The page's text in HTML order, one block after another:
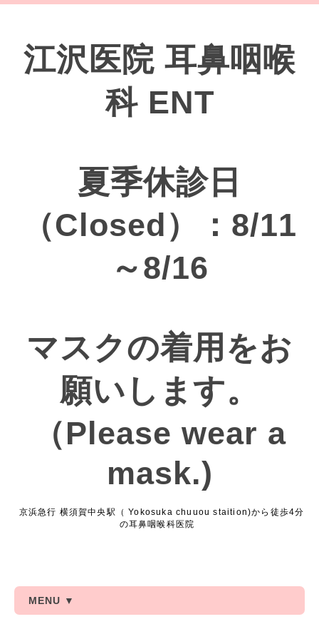
江沢医院 耳鼻咽喉
科 ENT
夏季休診日
（Closed）：8/11
～8/16
マスクの着用をお
願いします。
（Please wear a
mask.)
京浜急行 横須賀中央駅（ Yokosuka chuuou staition)から徒歩4分
の耳鼻咽喉科医院
MENU ▼